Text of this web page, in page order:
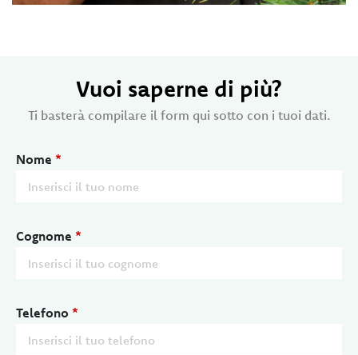
Vuoi saperne di più?
Ti basterà compilare il form qui sotto con i tuoi dati.
Nome *
Cognome *
Telefono *